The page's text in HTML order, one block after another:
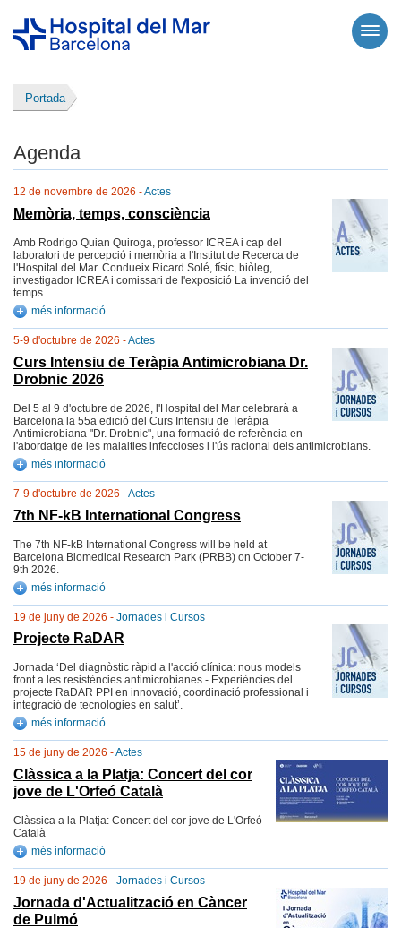
Portada
Agenda
12 de novembre de 2026 -Actes
Memòria, temps, consciència
Amb Rodrigo Quian Quiroga, professor ICREA i cap del
laboratori de percepció i memòria a l'Institut de Recerca de
l'Hospital del Mar. Condueix Ricard Solé, físic, biòleg,
investigador ICREA i comissari de l'exposició La invenció del
temps.
més informació
5-9 d'octubre de 2026 -Actes
Curs Intensiu de Teràpia Antimicrobiana Dr.
Drobnic 2026
Del 5 al 9 d'octubre de 2026, l'Hospital del Mar celebrarà a
Barcelona la 55a edició del Curs Intensiu de Teràpia
Antimicrobiana "Dr. Drobnic", una formació de referència en
l'abordatge de les malalties infeccioses i l'ús racional dels antimicrobians.
més informació
7-9 d'octubre de 2026 -Actes
7th NF-kB International Congress
The 7th NF-kB International Congress will be held at
Barcelona Biomedical Research Park (PRBB) on October 7-
9th 2026.
més informació
19 de juny de 2026 - Jornades i Cursos
Projecte RaDAR
Jornada ‘Del diagnòstic ràpid a l'acció clínica: nous models
front a les resistències antimicrobianes - Experiències del
projecte RaDAR PPI en innovació, coordinació professional i
integració de tecnologies en salut’.
més informació
15 de juny de 2026 -Actes
Clàssica a la Platja: Concert del cor
jove de L'Orfeó Català
Clàssica a la Platja: Concert del cor jove de L'Orfeó
Català
més informació
19 de juny de 2026 - Jornades i Cursos
Jornada d'Actualització en Càncer
de Pulmó